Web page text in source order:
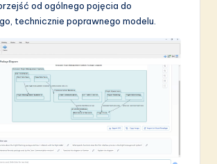
od ogólnego pojęcia do
technicznie poprawnego modelu.